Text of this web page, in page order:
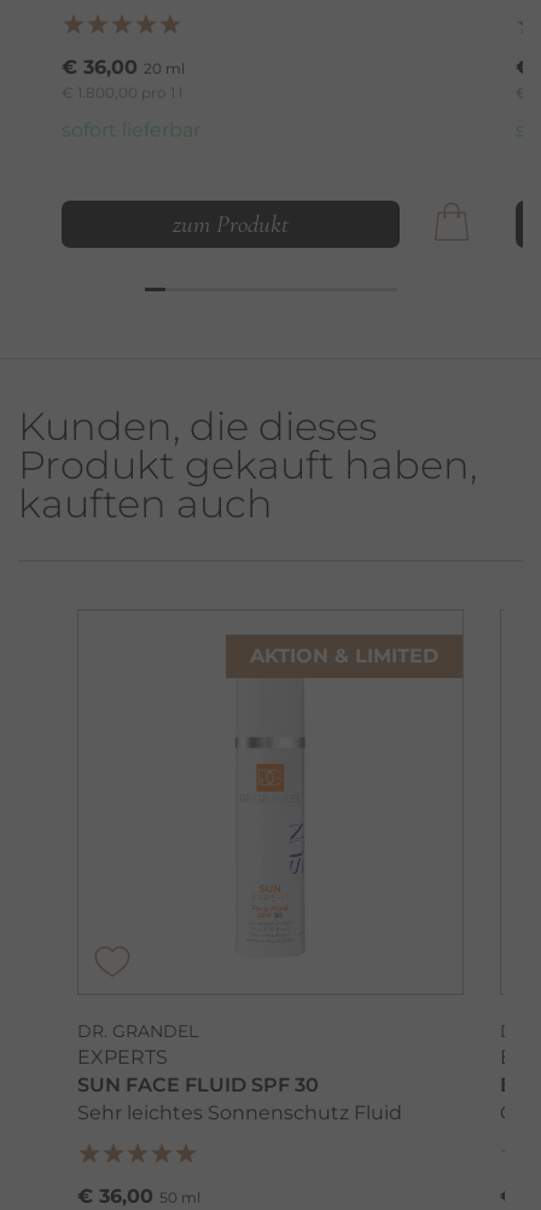
€ 36,00 20 ml
€ 1.800,00 pro 1 l
sofort lieferbar
zum Produkt
€
€
Kunden, die dieses
Produkt gekauft haben,
kauften auch
AKTION & LIMITED
DR. GRANDEL
EXPERTS
SUN FACE FLUID SPF 30
Sehr leichtes Sonnenschutz Fluid
€ 36,00 50 ml
DR.
€